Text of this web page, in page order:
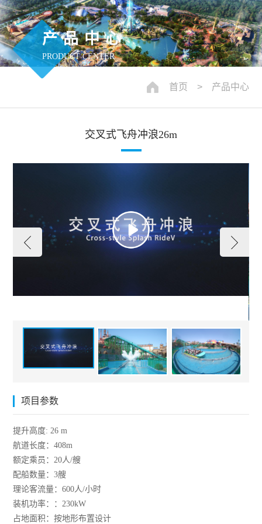
产品中心
PRODUCT CENTER
首页 > 产品中心
交叉式飞舟冲浪26m
项目参数
提升高度: 26 m
航道长度：408m
额定乘员：20人/艘
配船数量：3艘
理论客流量：600人/小时
装机功率：：230kW
占地面积：按地形布置设计